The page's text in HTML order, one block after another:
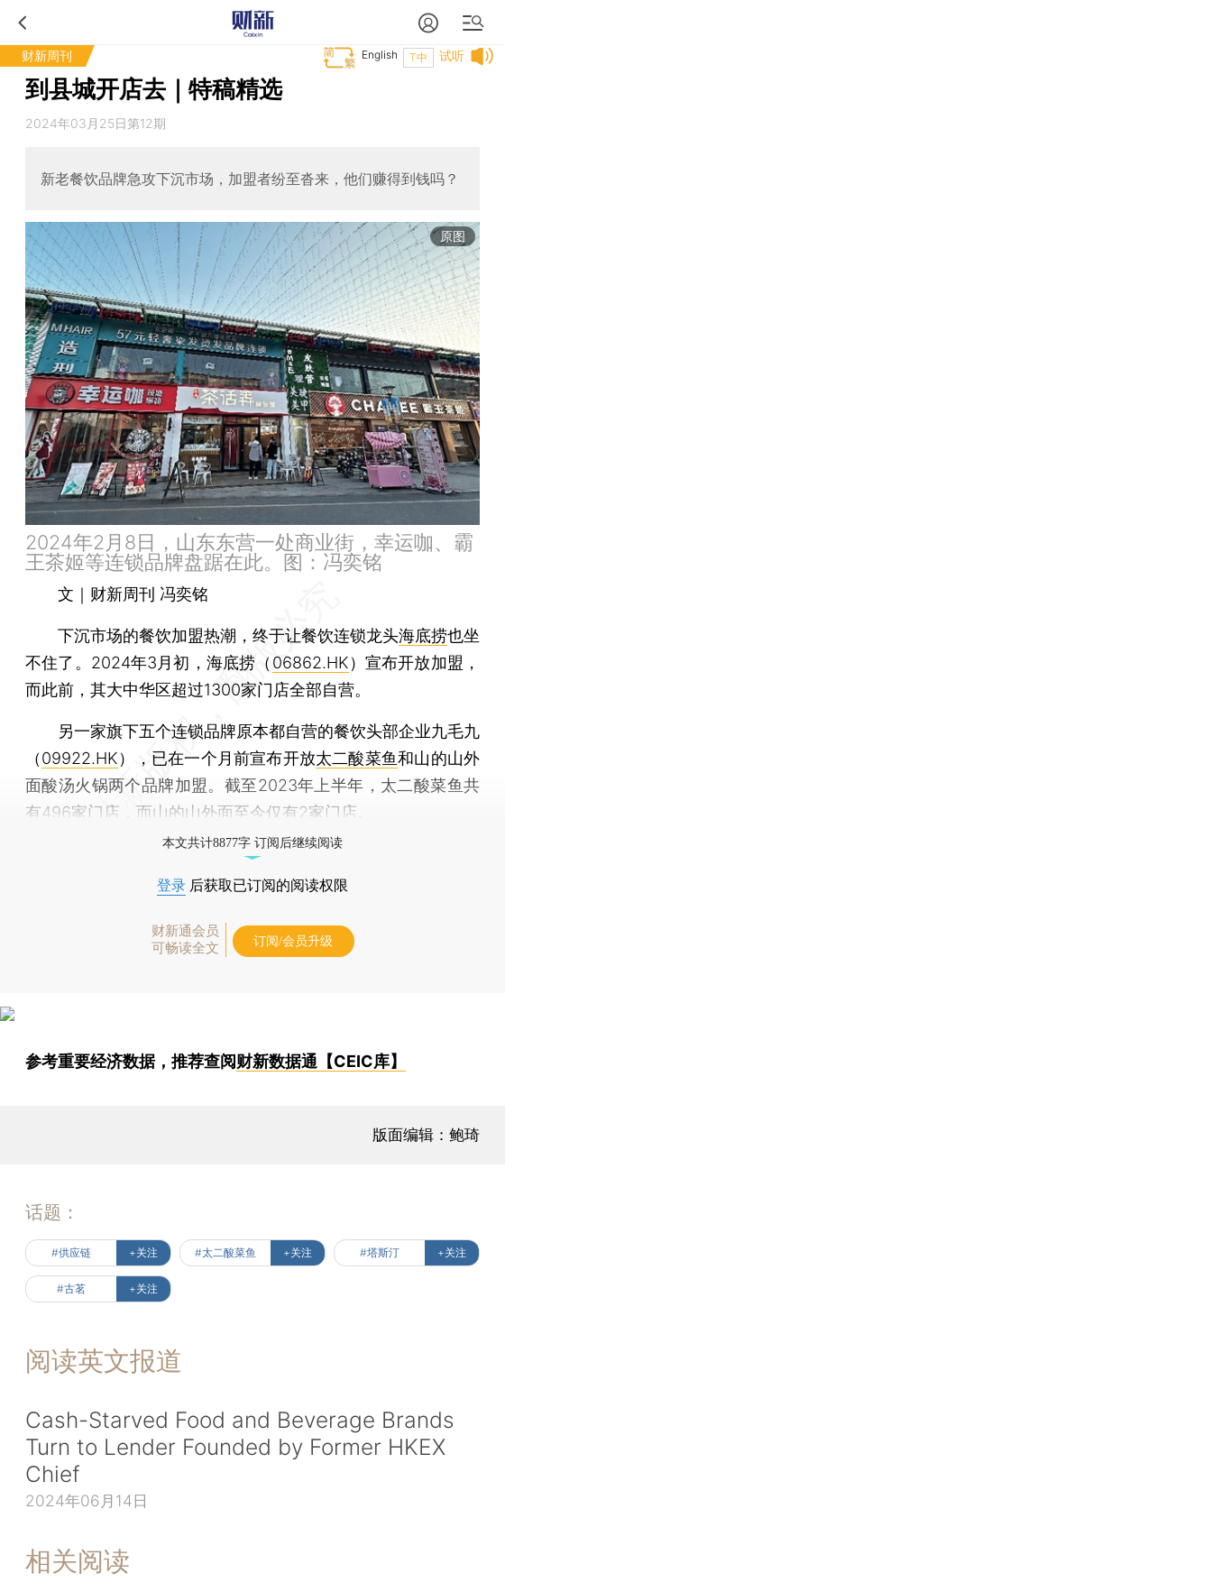
财新周刊 试听
T中
English
到县城开店去｜特稿精选
2024年03月25日第12期
新老餐饮品牌急攻下沉市场，加盟者纷至沓来，他们赚得到钱吗？
原图
2024年2月8日，山东东营一处商业街，幸运咖、霸
王茶姬等连锁品牌盘踞在此。图：冯奕铭
文｜财新周刊 冯奕铭
下沉市场的餐饮加盟热潮，终于让餐饮连锁龙头海底捞也坐
不住了。2024年3月初，海底捞（ 06862.HK）宣布开放加盟，
而此前，其大中华区超过1300家门店全部自营。
另一家旗下五个连锁品牌原本都自营的餐饮头部企业九毛九
（09922.HK），已在一个月前宣布开放太二酸菜鱼和山的山外
面酸汤火锅两个品牌加盟。截至2023年上半年，太二酸菜鱼共
有496家门店，而山的山外面至今仅有2家门店。
本文共计8877字 订阅后继续阅读
登录 后获取已订阅的阅读权限
财新通会员
可畅读全文
订阅/会员升级
参考重要经济数据，推荐查阅财新数据通【CEIC库】
版面编辑：鲍琦
话题：
#供应链 +关注 #太二酸菜鱼 +关注 #塔斯汀 +关注
#古茗 +关注
阅读英文报道
Cash-Starved Food and Beverage Brands
Turn to Lender Founded by Former HKEX
Chief
2024年06月14日
相关阅读